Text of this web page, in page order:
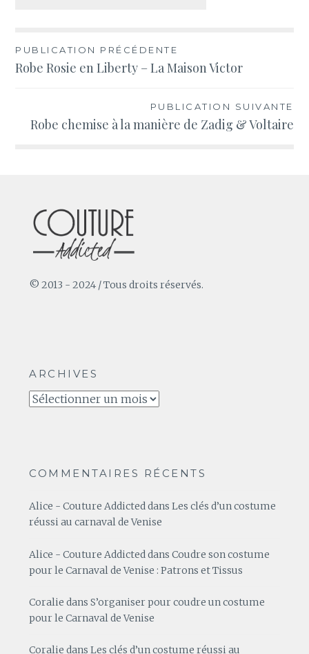
Navigation
de
PUBLICATION PRÉCÉDENTE
Robe Rosie en Liberty – La Maison Victor
PUBLICATION SUIVANTE
Robe chemise à la manière de Zadig & Voltaire
© 2013 - 2024 / Tous droits réservés.
ARCHIVES
Archives
COMMENTAIRES RÉCENTS
Alice - Couture AddicteddansLes clés d’un costume
réussi au carnaval de Venise
Alice - Couture Addicted dansCoudre son costume
pour le Carnaval de Venise : Patrons et Tissus
Coralie dansS’organiser pour coudre un costume
pour le Carnaval de Venise
Coralie dansLes clés d’un costume réussi au